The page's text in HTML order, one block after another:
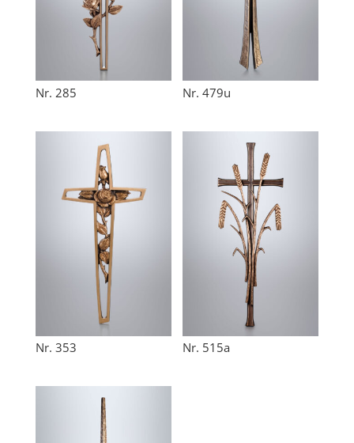
Nr. 285 Nr. 479u
Nr. 353 Nr. 515a